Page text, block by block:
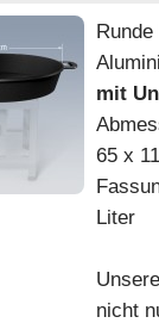
mit
65 x
Liter
nicht